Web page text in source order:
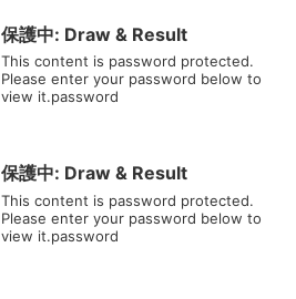
保護中: Draw & Result
This content is password protected.
Please enter your password below to
view it.password
保護中: Draw & Result
This content is password protected.
Please enter your password below to
view it.password